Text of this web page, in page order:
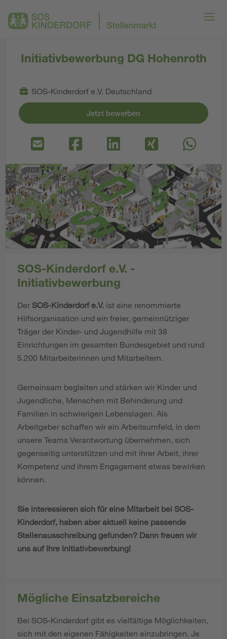
Initiativbewerbung DG Hohenroth
SOS-Kinderdorf e.V. Deutschland
Jetzt bewerben
SOS-Kinderdorf e.V. -
Initiativbewerbung
Der SOS-Kinderdorf e.V. ist eine renommierte
Hilfsorganisation und ein freier, gemeinnütziger
Träger der Kinder- und Jugendhilfe mit 38
Einrichtungen im gesamten Bundesgebiet und rund
5.200 Mitarbeiterinnen und Mitarbeitern.
Gemeinsam begleiten und stärken wir Kinder und
Jugendliche, Menschen mit Behinderung und
Familien in schwierigen Lebenslagen. Als
Arbeitgeber schaffen wir ein Arbeitsumfeld, in dem
unsere Teams Verantwortung übernehmen, sich
gegenseitig unterstützen und mit ihrer Arbeit, ihrer
Kompetenz und ihrem Engagement etwas bewirken
können.
Sie interessieren sich für eine Mitarbeit bei SOS-
Kinderdorf, haben aber aktuell keine passende
Stellenausschreibung gefunden? Dann freuen wir
uns auf Ihre Initiativbewerbung!
Mögliche Einsatzbereiche
Bei SOS-Kinderdorf gibt es vielfältige Möglichkeiten,
sich mit den eigenen Fähigkeiten einzubringen. Je